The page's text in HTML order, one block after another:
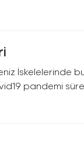
İskelelerinde
pandemi